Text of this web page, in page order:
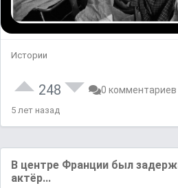
Истории
248 0 комментариев
5 лет назад
В центре Франции был
актёр...